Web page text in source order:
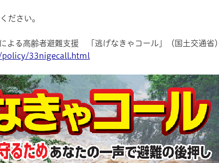
ださい。
よる高齢者避難支援 「逃げなきゃコール」（国土交通省）
33nigecall.html